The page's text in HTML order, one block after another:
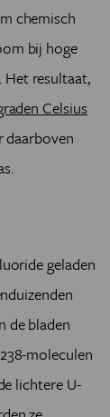
chemisch
bij hoge
resultaat,
Celsius
daarboven
geladen
de bladen
moleculen
lichtere U-